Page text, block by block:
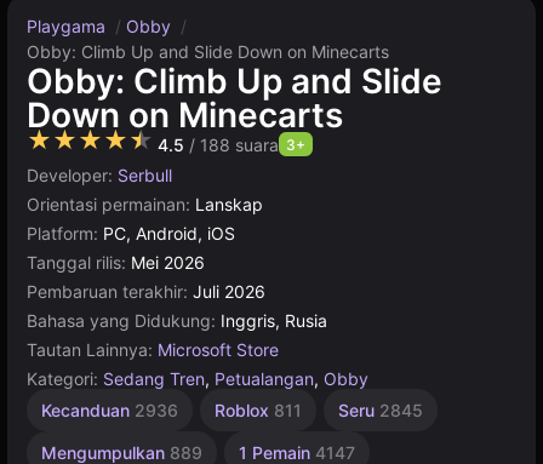
Playgama / Obby /
Obby: Climb Up and Slide Down on Minecarts
Obby: Climb Up and Slide
Down on Minecarts
★★★★★ 4.5 / 188 suara 3+
Developer: Serbull
Orientasi permainan: Lanskap
Platform: PC, Android, iOS
Tanggal rilis: Mei 2026
Pembaruan terakhir: Juli 2026
Bahasa yang Didukung: Inggris, Rusia
Tautan Lainnya: Microsoft Store
Kategori: Sedang Tren, Petualangan, Obby
Kecanduan 2936 Roblox 811 Seru 2845
Mengumpulkan 889 1 Pemain 4147